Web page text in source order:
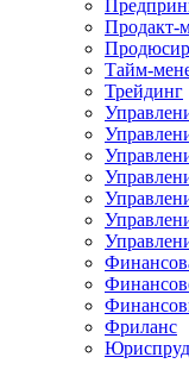
Продакт-
Тайм-
Трейдинг
Фриланс